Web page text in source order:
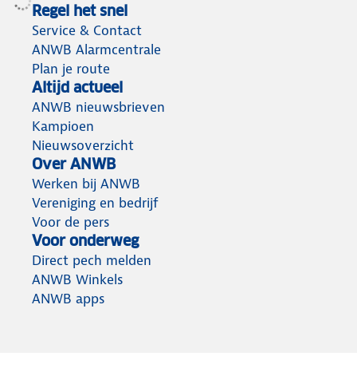
Regel het snel
Service & Contact
ANWB Alarmcentrale
Plan je route
Altijd actueel
ANWB nieuwsbrieven
Kampioen
Nieuwsoverzicht
Over ANWB
Werken bij ANWB
Vereniging en bedrijf
Voor de pers
Voor onderweg
Direct pech melden
ANWB Winkels
ANWB apps